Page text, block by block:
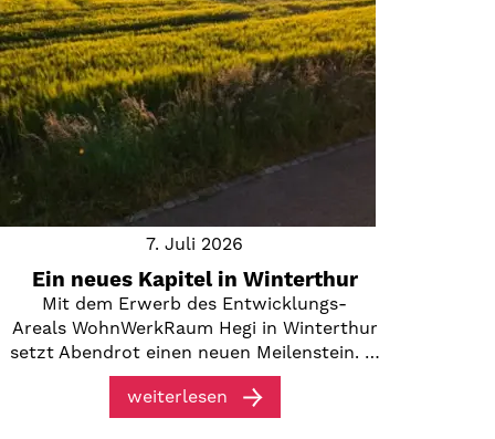
7. Juli 2026
Ein neues Kapitel in Winterthur
Mit dem Erwerb des Entwicklungs-
Areals WohnWerkRaum Hegi in Winterthur
setzt Abendrot einen neuen Meilenstein. …
weiterlesen